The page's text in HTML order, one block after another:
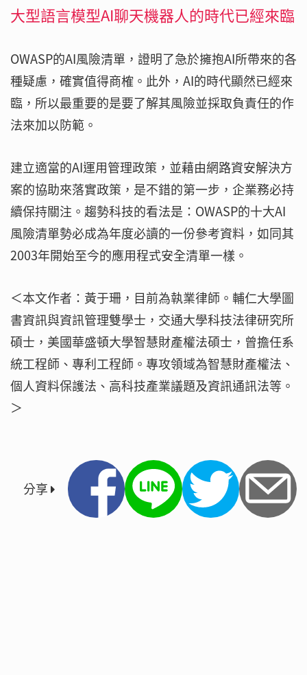
大型語言模型AI聊天機器人的時代已經來臨
OWASP的AI風險清單，證明了急於擁抱AI所帶來的各
種疑慮，確實值得商榷。此外，AI的時代顯然已經來
臨，所以最重要的是要了解其風險並採取負責任的作
法來加以防範。
建立適當的AI運用管理政策，並藉由網路資安解決方
案的協助來落實政策，是不錯的第一步，企業務必持
續保持關注。趨勢科技的看法是：OWASP的十大AI
風險清單勢必成為年度必讀的一份參考資料，如同其
2003年開始至今的應用程式安全清單一樣。
＜本文作者：黃于珊，目前為執業律師。輔仁大學圖
書資訊與資訊管理雙學士，交通大學科技法律研究所
碩士，美國華盛頓大學智慧財產權法碩士，曾擔任系
統工程師、專利工程師。專攻領域為智慧財產權法、
個人資料保護法、高科技產業議題及資訊通訊法等。
＞
分享